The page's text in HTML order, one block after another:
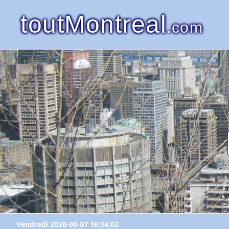
toutMontreal.com
Vendredi 2026-08-07 16:34:02